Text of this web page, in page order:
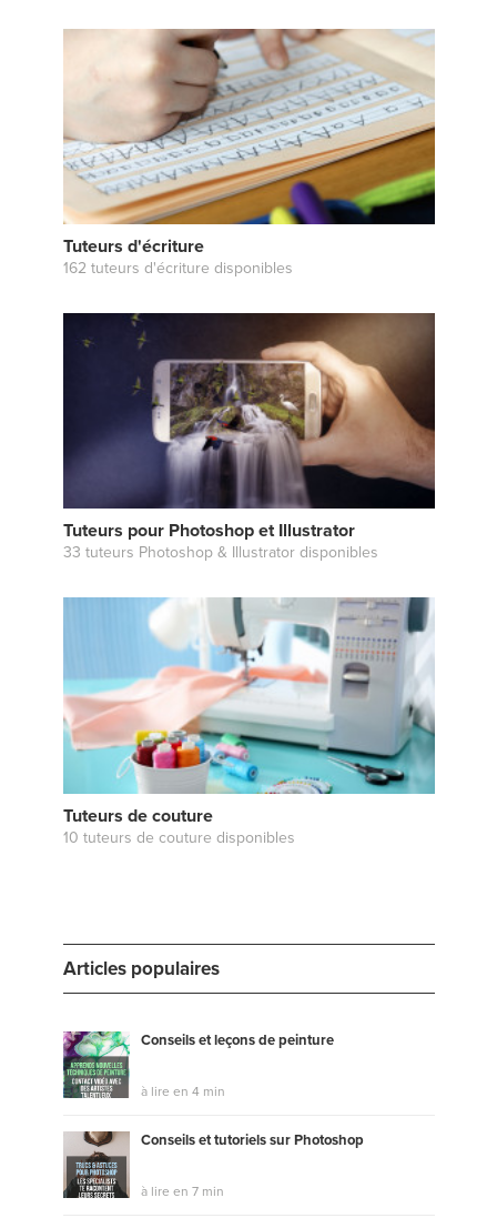
Tuteurs d'écriture
162 tuteurs d'écriture disponibles
Tuteurs pour Photoshop et Illustrator
33 tuteurs Photoshop & Illustrator disponibles
Tuteurs de couture
10 tuteurs de couture disponibles
Articles populaires
Conseils et leçons de peinture
à lire en 4 min
Conseils et tutoriels sur Photoshop
à lire en 7 min